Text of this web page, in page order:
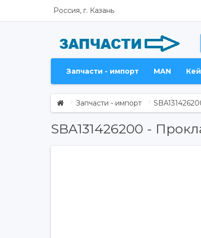
Россия, г. Казань
Запчасти - импорт MAN
Запчасти - импорт
SBA131426200 -